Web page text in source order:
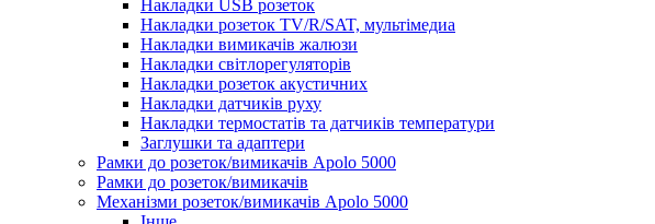
Накладки USB розеток
Накладки розеток TV/R/SAT, мультімедиа
Накладки вимикачів жалюзи
Накладки світлорегуляторів
Накладки розеток акустичних
Накладки датчиків руху
Накладки термостатів та датчиків температури
Заглушки та адаптери
Рамки до розеток/вимикачів Apolo 5000
Рамки до розеток/вимикачів
Механізми розеток/вимикачів Apolo 5000